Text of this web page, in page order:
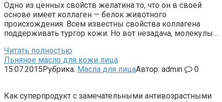
Одно из ценных свойств желатина то, что он в своей
основе имеет коллаген — белок животного
происхождения. Всем известны свойства коллагена
поддерживать тургор кожи. Но вот незадача, молекулы…
Читать полностью
Льняное масло для кожи лица
15.07.2015Рубрика: Масла для лицаАвтор: admin 0
Как суперпродукт с замечательными антивозрастными